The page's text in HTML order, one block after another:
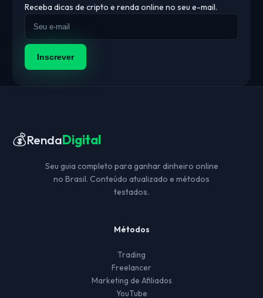
Receba dicas de cripto e renda online no seu e-mail.
Inscrever
💰RendaDigital
Seu guia completo para ganhar dinheiro online
no Brasil. Conteúdo atualizado e métodos
testados.
Métodos
Trading
Freelancer
Marketing de Afiliados
YouTube